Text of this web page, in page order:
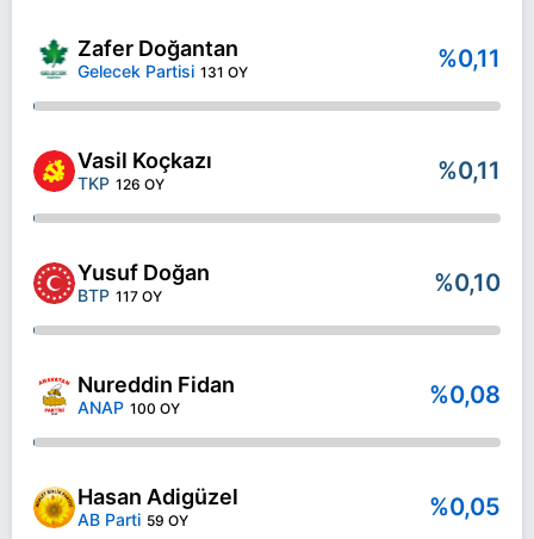
Zafer Doğantan
Gelecek Partisi 131 OY %0,11
Vasil Koçkazı
TKP 126 OY %0,11
Yusuf Doğan
BTP 117 OY %0,10
Nureddin Fidan
ANAP 100 OY %0,08
Hasan Adigüzel
AB Parti 59 OY %0,05